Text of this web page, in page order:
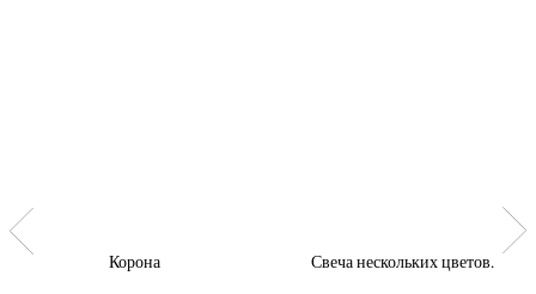
Корона Свеча нескольких цветов.